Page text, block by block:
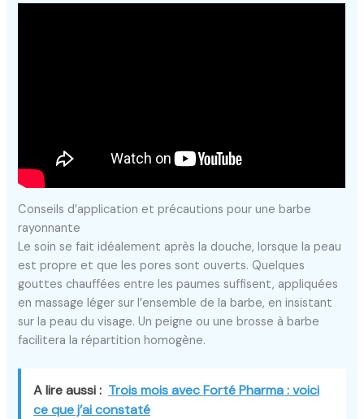
Conseils d’application et précautions pour une barbe
rayonnante
Le soin se fait idéalement après la douche, lorsque la peau
est propre et que les pores sont ouverts. Quelques
gouttes chauffées entre les paumes suffisent, appliquées
en massage léger sur l’ensemble de la barbe, en insistant
sur la peau du visage. Un peigne ou une brosse à barbe
facilitera la répartition homogène.
A lire aussi : Trois mois avec Forté Pharma : voici
ce que j’ai constaté